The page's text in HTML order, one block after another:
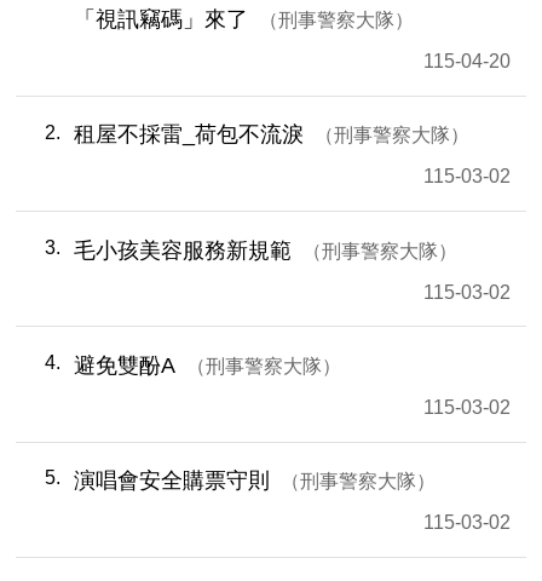
「視訊竊碼」來了
刑事警察大隊
115-04-20
2 租屋不採雷_荷包不流淚
刑事警察大隊
115-03-02
3 毛小孩美容服務新規範
刑事警察大隊
115-03-02
4 避免雙酚A
刑事警察大隊
115-03-02
5 演唱會安全購票守則
刑事警察大隊
115-03-02